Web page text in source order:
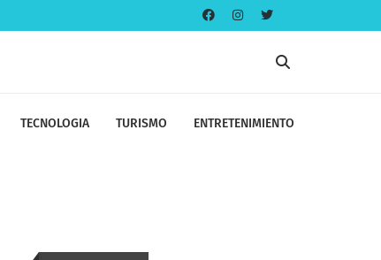
TECNOLOGIA TURISMO ENTRETENIMIENTO